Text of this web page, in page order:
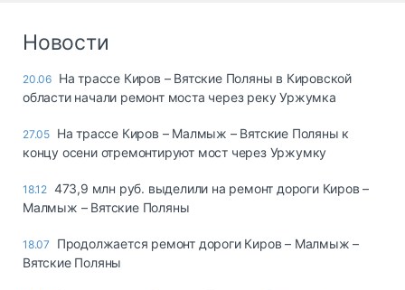
опасные грузы
страхование
Склады и
грузовые
Коммерческий
Новости
20.06 На трассе Киров – Вятские Поляны в Кировской
области начали ремонт моста через реку Уржумка
27.05 На трассе Киров – Малмыж – Вятские Поляны к
концу осени отремонтируют мост через Уржумку
18.12 473,9 млн руб. выделили на ремонт дороги Киров –
Малмыж – Вятские Поляны
18.07
Продолжается ремонт дороги Киров – Малмыж –
Вятские Поляны